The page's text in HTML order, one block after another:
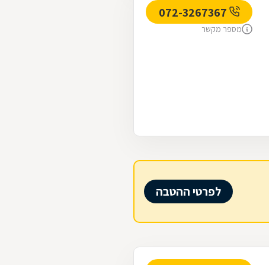
מספר מקשר
לפרטי ההטבה